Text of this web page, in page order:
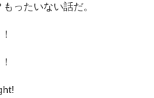
ったいない話だ。